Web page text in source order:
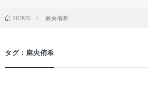
HOME 麻央侑希
タグ：麻央侑希